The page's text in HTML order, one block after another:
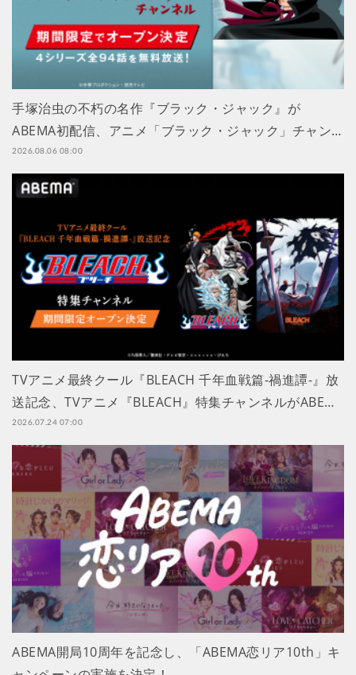
手塚治虫の不朽の名作『ブラック・ジャック』が
ABEMA初配信、アニメ「ブラック・ジャック」チャン…
2026.08.06 08:00
TVアニメ最終クール『BLEACH 千年血戦篇-禍進譚-』放
送記念、TVアニメ『BLEACH』特集チャンネルがABE…
2026.07.24 07:00
ABEMA開局10周年を記念し、「ABEMA恋リア10th」キ